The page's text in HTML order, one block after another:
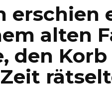
erschien
alten
den